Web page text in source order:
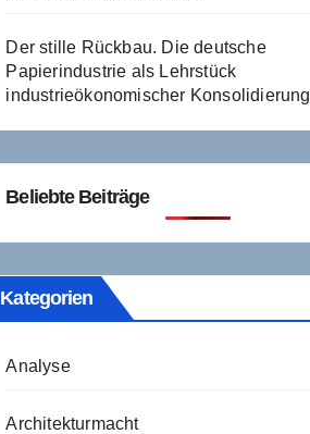
Der stille Rückbau. Die deutsche
Papierindustrie als Lehrstück
industrieökonomischer Konsolidierung
Beliebte Beiträge
Kategorien
Analyse
Architekturmacht